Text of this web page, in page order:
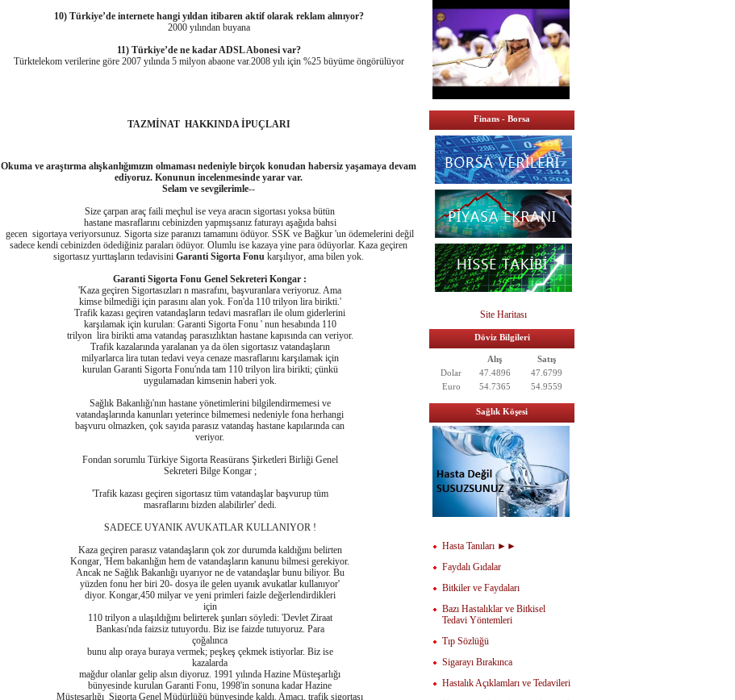
10) Türkiye’de internete hangi yıldan itibaren aktif olarak reklam alınıyor?
2000 yılından buyana
11) Türkiye’de ne kadar ADSL Abonesi var?
Türktelekom verilerine göre 2007 yılında 5 milyon abaone var.2008 yılı için %25 büyüme öngörülüyor
TAZMİNAT HAKKINDA İPUÇLARI
Okuma ve araştırma alışkanlığımızın olmaması nedeniyle birçok konudan habersiz yaşamaya devam
ediyoruz. Konunun incelenmesinde yarar var.
Selam ve sevgilerimle--
Size çarpan araç faili meçhul ise veya aracın sigortası yoksa bütün
hastane masraflarını cebinizden yapmışsanız faturayı aşağıda bahsi
gecen sigortaya veriyorsunuz. Sigorta size paranızı tamamını ödüyor. SSK ve Bağkur 'un ödemelerini değil
sadece kendi cebinizden ödediğiniz paraları ödüyor. Olumlu ise kazaya yine para ödüyorlar. Kaza geçiren
sigortasız yurttaşların tedavisini Garanti Sigorta Fonu karşılıyor, ama bilen yok.
Garanti Sigorta Fonu Genel Sekreteri Kongar :
'Kaza geçiren Sigortasızları n masrafını, başvuranlara veriyoruz. Ama
kimse bilmediği için parasını alan yok. Fon'da 110 trilyon lira birikti.'
Trafik kazası geçiren vatandaşların tedavi masrafları ile olum giderlerini
karşılamak için kurulan: Garanti Sigorta Fonu ' nun hesabında 110
trilyon lira birikti ama vatandaş parasızlıktan hastane kapısında can veriyor.
Trafik kazalarında yaralanan ya da ölen sigortasız vatandaşların
milyarlarca lira tutan tedavi veya cenaze masraflarını karşılamak için
kurulan Garanti Sigorta Fonu'nda tam 110 trilyon lira birikti; çünkü
uygulamadan kimsenin haberi yok.
Sağlık Bakanlığı'nın hastane yönetimlerini bilgilendirmemesi ve
vatandaşlarında kanunları yeterince bilmemesi nedeniyle fona herhangi
başvuru olmazken, çok sayıda parasız vatandaş hastane kapılarında can
veriyor.
Fondan sorumlu Türkiye Sigorta Reasürans Şirketleri Birliği Genel
Sekreteri Bilge Kongar ;
'Trafik kazası geçiren sigortasız tüm vatandaşlar başvurup tüm
masraflarını bizden alabilirler' dedi.
SADECE UYANIK AVUKATLAR KULLANIYOR !
Kaza geçiren parasız vatandaşların çok zor durumda kaldığını belirten
Kongar, 'Hem bakanlığın hem de vatandaşların kanunu bilmesi gerekiyor.
Ancak ne Sağlık Bakanlığı uyarıyor ne de vatandaşlar bunu biliyor. Bu
yüzden fonu her biri 20- dosya ile gelen uyanık avukatlar kullanıyor'
diyor. Kongar,450 milyar ve yeni primleri faizle değerlendirdikleri
için
110 trilyon a ulaşıldığını belirterek şunları söyledi: 'Devlet Ziraat
Bankası'nda faizsiz tutuyordu. Biz ise faizde tutuyoruz. Para
çoğalınca
bunu alıp oraya buraya vermek; peşkeş çekmek istiyorlar. Biz ise
kazalarda
mağdur olanlar gelip alsın diyoruz. 1991 yılında Hazine Müsteşarlığı
bünyesinde kurulan Garanti Fonu, 1998'in sonuna kadar Hazine
Müsteşarlığı Sigorta Genel Müdürlüğü bünyesinde kaldı. Amacı, trafik sigortası
Finans - Borsa
Site Haritası
Döviz Bilgileri
Alış
Satış
Dolar
47.4896
47.6799
Euro
54.7365 54.9559
Sağlık Köşesi
Hasta Tanıları ►►
Faydalı Gıdalar
Bitkiler ve Faydaları
Bazı Hastalıklar ve Bitkisel
Tedavi Yöntemleri
Tıp Sözlüğü
Sigarayı Bırakınca
Hastalık Açıklamları ve Tedavileri